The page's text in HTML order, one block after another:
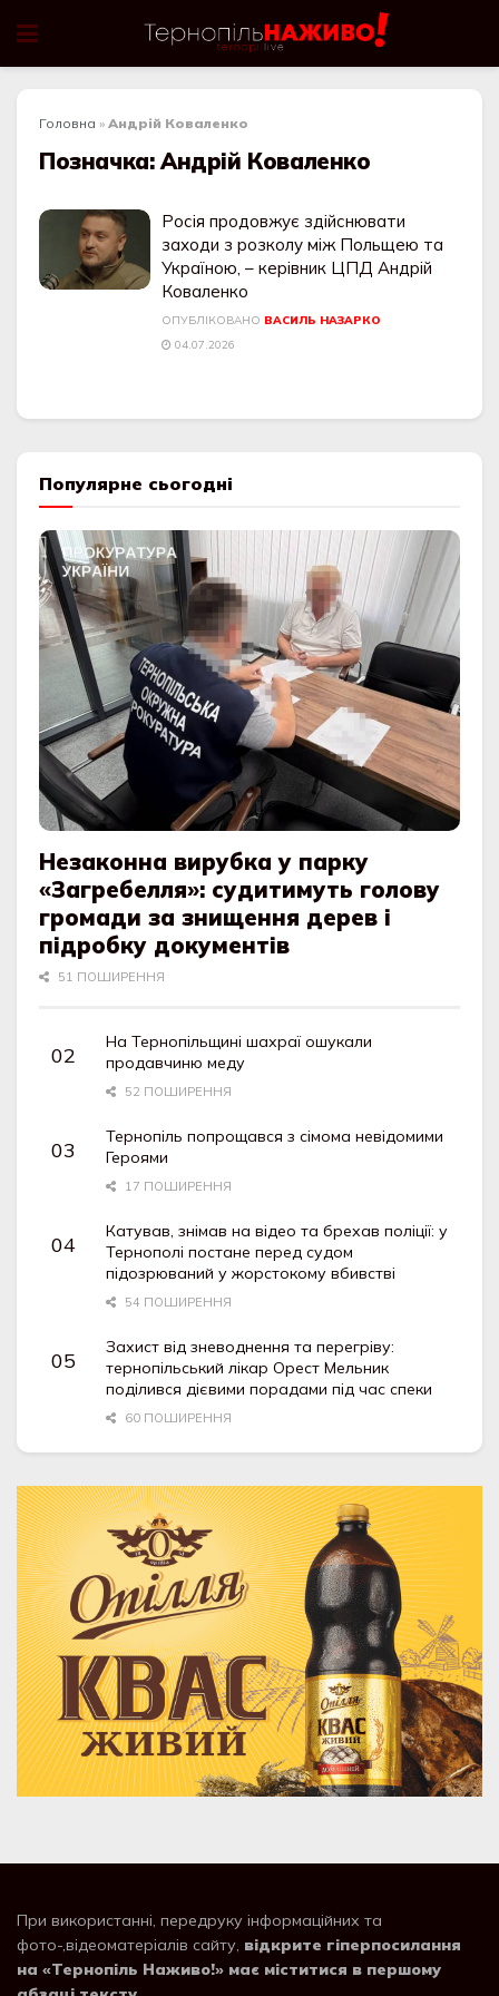
Головна » Андрій Коваленко
Позначка:Андрій Коваленко
Росія продовжує здійснювати
заходи з розколу між Польщею та
Україною, – керівник ЦПД Андрій
Коваленко
ОПУБЛІКОВАНО ВАСИЛЬ НАЗАРКО
04.07.2026
Популярне сьогодні
Незаконна вирубка у парку
«Загребелля»: судитимуть голову
громади за знищення дерев і
підробку документів
51 ПОШИРЕННЯ
На Тернопільщині шахраї ошукали
продавчиню меду
52 ПОШИРЕННЯ
Тернопіль попрощався з сімома невідомими
Героями
17 ПОШИРЕННЯ
Катував, знімав на відео та брехав поліції: у
Тернополі постане перед судом
підозрюваний у жорстокому вбивстві
54 ПОШИРЕННЯ
Захист від зневоднення та перегріву:
тернопільський лікар Орест Мельник
поділився дієвими порадами під час спеки
60 ПОШИРЕННЯ
При використанні, передруку інформаційних та
фото-,відеоматеріалів сайту, відкрите гіперпосилання
на «Тернопіль Наживо!» має міститися в першому